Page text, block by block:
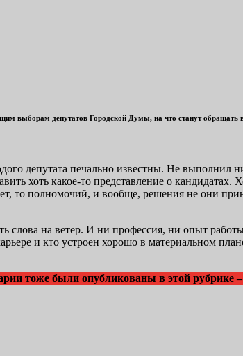
выборам депутатов Городской Думы, на что станут обращать
депутата печально известны. Не выполнил
хоть какое-то представление о кандидатах.
то полномочий, и вообще, решения не они
слова на ветер. И ни профессия, ни опыт
и кто устроен хорошо в материальном
тоже были опубликованы в этой рубрике –